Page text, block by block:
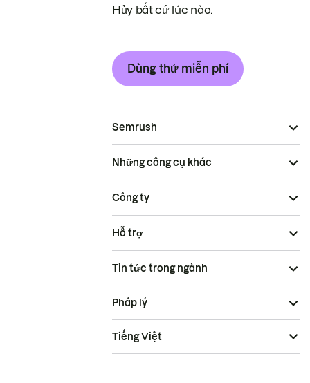
Hủy bất cứ lúc nào.
Dùng thử miễn phí
Semrush
Những công cụ khác
Công ty
Hỗ trợ
Tin tức trong ngành
Pháp lý
Tiếng Việt